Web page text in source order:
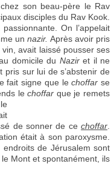
son beau-père le Rav
disciples du Rav Kook.
On l’appelait
un nazir. Après avoir pris
avait laissé pousser ses
domicile du Nazir et il ne
sur lui de s’abstenir de
fait signe que le choffar se
le choffar que je remets
de sonner de ce choffar
était à son paroxysme.
de Jérusalem sont
Mont et spontanément, ils